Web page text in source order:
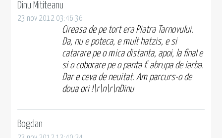
Dinu Mititeanu
23 nov 2012 03:46:36
Cireasa de pe tort era Piatra Tarnovului.
Da, nu e poteca, e mult hatzis, e si
catarare pe o mica distanta, apoi, la final e
si o coborare pe o panta f. abrupa de iarba.
Dar e ceva de neuitat. Am parcurs-o de
doua ori !\r\n\r\nDinu
Bogdan